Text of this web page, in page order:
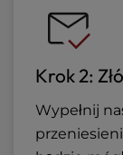
Krok 2:
Wypełnij